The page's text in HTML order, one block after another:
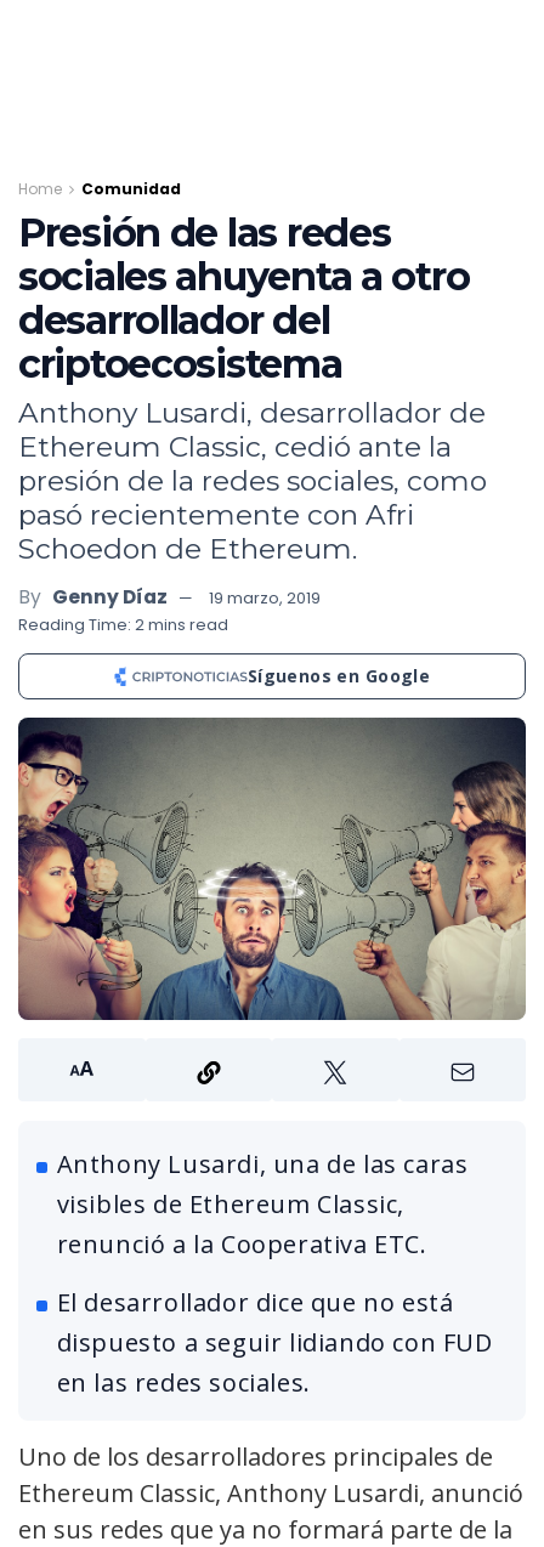
Home Comunidad
Presión de las redes
sociales ahuyenta a otro
desarrollador del
criptoecosistema
Anthony Lusardi, desarrollador de
Ethereum Classic, cedió ante la
presión de la redes sociales, como
pasó recientemente con Afri
Schoedon de Ethereum.
By Genny Díaz
19 marzo, 2019
Reading Time: 2 mins read
Síguenos en Google
Anthony Lusardi, una de las caras
visibles de Ethereum Classic,
renunció a la Cooperativa ETC.
El desarrollador dice que no está
dispuesto a seguir lidiando con FUD
en las redes sociales.
Uno de los desarrolladores principales de
Ethereum Classic, Anthony Lusardi, anunció
en sus redes que ya no formará parte de la